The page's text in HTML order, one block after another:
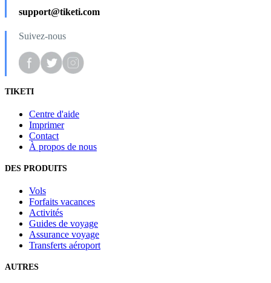
support@tiketi.com
Suivez-nous
TIKETI
Centre d'aide
Imprimer
Contact
À propos de nous
DES PRODUITS
Vols
Forfaits vacances
Activités
Guides de voyage
Assurance voyage
Transferts aéroport
AUTRES